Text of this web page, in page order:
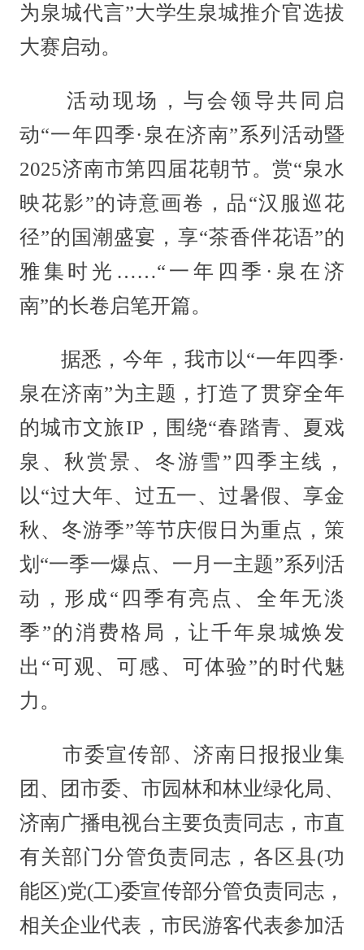
为泉城代言”大学生泉城推介官选拔
大赛启动。
活动现场，与会领导共同启
动“一年四季·泉在济南”系列活动暨
2025济南市第四届花朝节。赏“泉水
映花影”的诗意画卷，品“汉服巡花
径”的国潮盛宴，享“茶香伴花语”的
雅集时光……“一年四季·泉在济
南”的长卷启笔开篇。
据悉，今年，我市以“一年四季·
泉在济南”为主题，打造了贯穿全年
的城市文旅IP，围绕“春踏青、夏戏
泉、秋赏景、冬游雪”四季主线，
以“过大年、过五一、过暑假、享金
秋、冬游季”等节庆假日为重点，策
划“一季一爆点、一月一主题”系列活
动，形成“四季有亮点、全年无淡
季”的消费格局，让千年泉城焕发
出“可观、可感、可体验”的时代魅
力。
市委宣传部、济南日报报业集
团、团市委、市园林和林业绿化局、
济南广播电视台主要负责同志，市直
有关部门分管负责同志，各区县(功
能区)党(工)委宣传部分管负责同志，
相关企业代表，市民游客代表参加活